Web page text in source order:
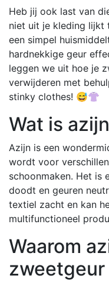
Heb jij ook last van
niet uit je kleding lijkt
een simpel
hardnekkige geur
leggen we uit hoe je
verwijderen met
stinky clothes! 😅👚
Wat is
Azijn is een
wordt voor
schoonmaken. Het is
doodt en geuren
textiel zacht en kan
multifunctioneel
Waarom